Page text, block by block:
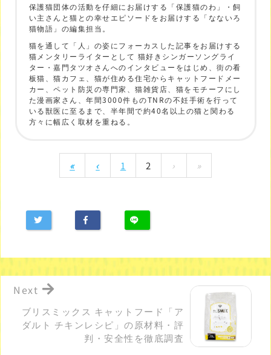
保護猫団体の活動を仔細にお届けする「保護猫のわ」・飼
い主さんと猫との幸せエピソードをお届けする「なないろ
猫物語」の編集担当。
猫を通して「人」の姿にフォーカスした記事をお届けする
猫メンタリーライターとして 猫好きシンガーソングライ
ター・嘉門タツオさんへのインタビューをはじめ、街の看
板猫、猫カフェ、猫が住める住宅からキャットフードメー
カー、ペット防災の専門家、猫雑貨店、猫をモチーフにし
た漫画家さん、年間3000件ものTNRの不妊手術を行って
いる獣医に至るまで、半年間で約40名以上の猫と関わる
方々に幅広く取材を重ねる。
« ‹ 1 2 › »
ブリスミックス キャットフード「ア
ダルト チキンレシピ」の原材料・評
判・安全性を徹底調査
Next